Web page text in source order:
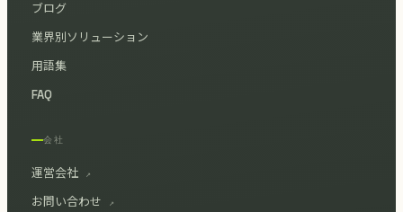
ブログ
業界別ソリューション
用語集
FAQ
会社
運営会社 ↗
お問い合わせ ↗